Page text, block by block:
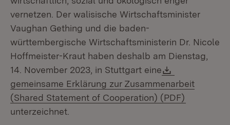
vernetzen. Der walisische Wirtschaftsminister
Vaughan Gething und die baden-
württembergische Wirtschaftsministerin Dr. Nicole
Hoffmeister-Kraut haben deshalb am Dienstag,
14. November 2023, in Stuttgart eine
gemeinsame Erklärung zur Zusammenarbeit
(Shared Statement of Cooperation) (PDF)
unterzeichnet.